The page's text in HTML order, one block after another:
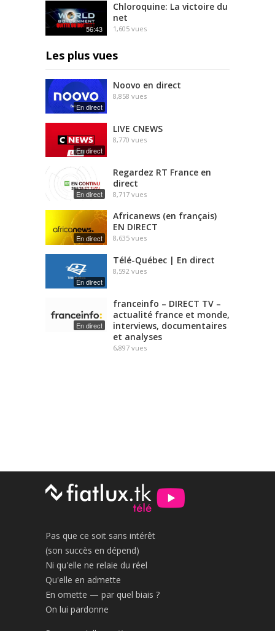
56:43
Chloroquine: La victoire du
net
1,605 vues
Les plus vues
En direct
Noovo en direct
8,858 vues
En direct
LIVE CNEWS
8,770 vues
En direct
Regardez RT France en
direct
8,717 vues
En direct
Africanews (en français)
EN DIRECT
8,635 vues
En direct
Télé-Québec | En direct
8,592 vues
En direct
franceinfo – DIRECT TV –
actualité france et monde,
interviews, documentaires
et analyses
6,897 vues
Pas que ce soit sans intérêt
(son succès en dépend)
Ni qu'elle ne relaie du réel
Qu'elle en admette
En omette — par quel biais ?
On lui pardonne